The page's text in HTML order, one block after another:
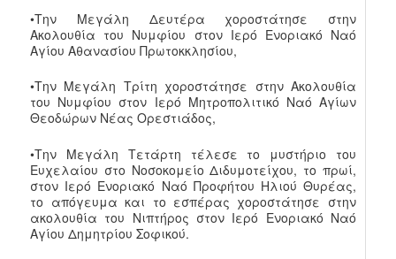
•Την Μεγάλη Δευτέρα χοροστάτησε στην
Ακολουθία του Νυμφίου στον Ιερό Ενοριακό Ναό
Αγίου Αθανασίου Πρωτοκκλησίου,
•Την Μεγάλη Τρίτη χοροστάτησε στην Ακολουθία
του Νυμφίου στον Ιερό Μητροπολιτικό Ναό Αγίων
Θεοδώρων Νέας Ορεστιάδος,
•Την Μεγάλη Τετάρτη τέλεσε το μυστήριο του
Ευχελαίου στο Νοσοκομείο Διδυμοτείχου, το πρωί,
στον Ιερό Ενοριακό Ναό Προφήτου Ηλιού Θυρέας,
το απόγευμα και το εσπέρας χοροστάτησε στην
ακολουθία του Νιπτήρος στον Ιερό Ενοριακό Ναό
Αγίου Δημητρίου Σοφικού.